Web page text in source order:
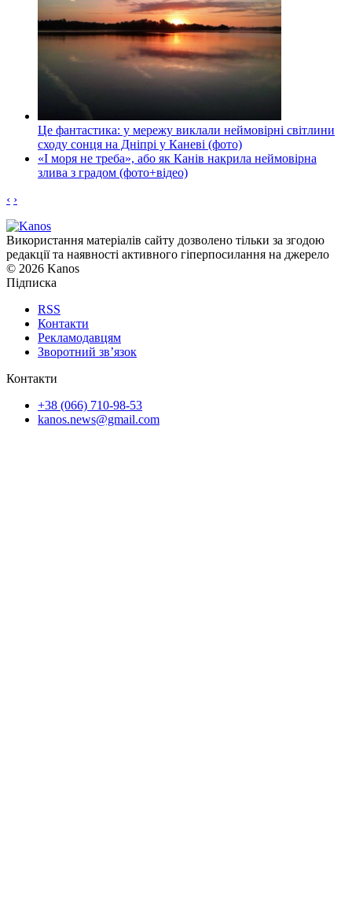
Це фантастика: у мережу виклали неймовірні світлини
сходу сонця на Дніпрі у Каневі (фото)
«І моря не треба», або як Канів накрила неймовірна
злива з градом (фото+відео)
‹ ›
Використання матеріалів сайту дозволено тільки за згодою
редакції та наявності активного гіперпосилання на джерело
© 2026 Kanos
Підписка
RSS
Контакти
Рекламодавцям
Зворотний зв’язок
Контакти
+38 (066) 710-98-53
kanos.news@gmail.com